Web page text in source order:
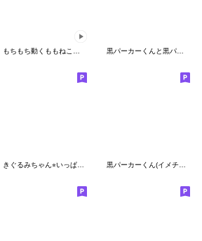
もちもち動くももねこちゃん17 黒パーカーくんと黒パーカーちゃん⑤
黒パーカーくん(イメチェンver.)⑬